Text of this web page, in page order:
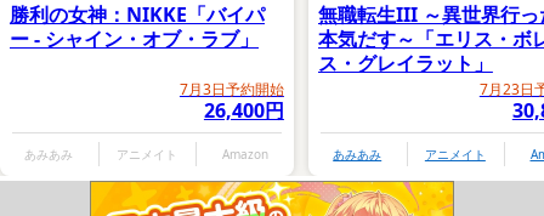
勝利の女神：NIKKE「バイパ
ー - シャイン・オブ・ラブ」
7月3日予約開始
26,400円
あみあみ アニメイト Amazon
無職転生III ～異世界行っ
本気だす～「エリス・ボ
ス・グレイラット」
7月23日
あみあみ アニメイト